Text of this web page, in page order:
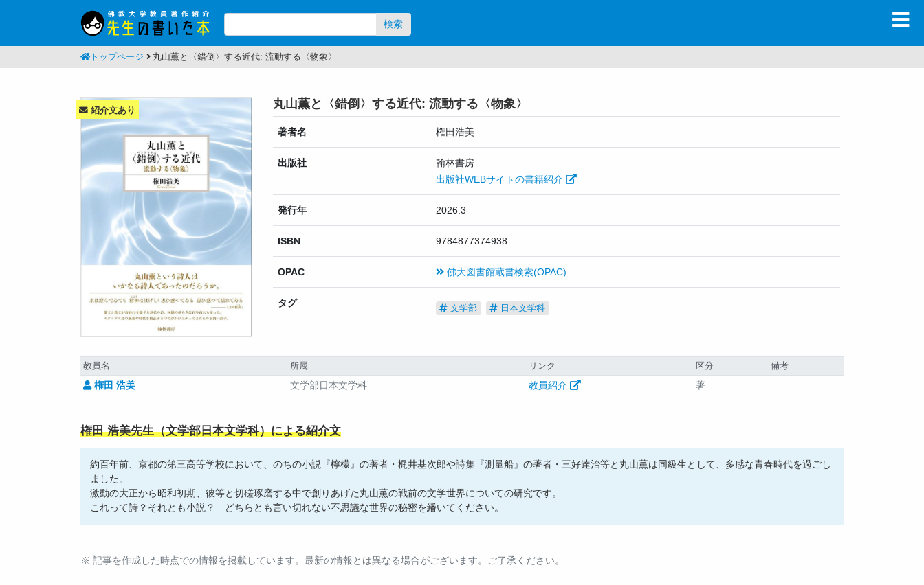
検索
トップページ 丸山薫と〈錯倒〉する近代: 流動する〈物象〉
紹介文あり 丸山薫と〈錯倒〉する近代: 流動する〈物象〉
著者名 権田浩美
出版社
翰林書房
出版社WEBサイトの書籍紹介
発行年 2026.3
ISBN 9784877374938
OPAC 佛大図書館蔵書検索(OPAC)
タグ 文学部 日本文学科
教員名 所属 リンク 区分 備考
権田 浩美 文学部日本文学科 教員紹介 著
権田 浩美先生（文学部日本文学科）による紹介文
約百年前、京都の第三高等学校において、のちの小説『檸檬』の著者・梶井基次郎や詩集『測量船』の著者・三好達治等と丸山薫は同級生として、多感な青春時代を過ごし
ました。
激動の大正から昭和初期、彼等と切磋琢磨する中で創りあげた丸山薫の戦前の文学世界についての研究です。
これって詩？それとも小説？ どちらとも言い切れない不思議な世界の秘密を繙いてください。
※ 記事を作成した時点での情報を掲載しています。最新の情報とは異なる場合がございます。ご了承ください。